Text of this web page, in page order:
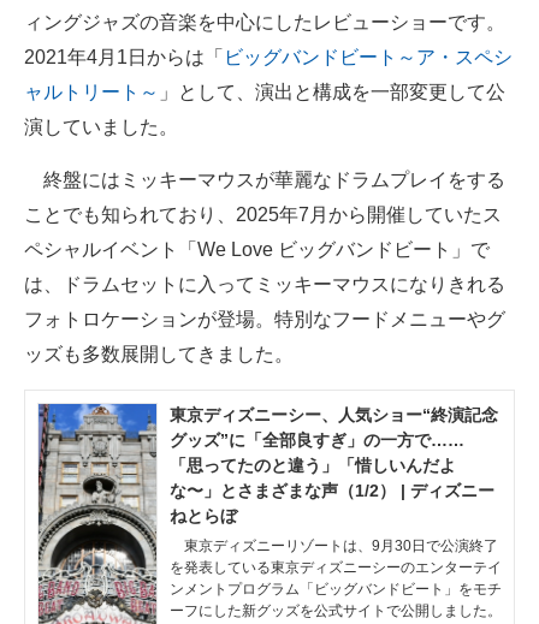
ィングジャズの音楽を中心にしたレビューショーです。
2021年4月1日からは「 ビッグバンドビート～ア・スペシ
ャルトリート～ 」として、演出と構成を一部変更して公
演していました。
終盤にはミッキーマウスが華麗なドラムプレイをする
ことでも知られており、2025年7月から開催していたス
ペシャルイベント「We Love ビッグバンドビート」で
は、ドラムセットに入ってミッキーマウスになりきれる
フォトロケーションが登場。特別なフードメニューやグ
ッズも多数展開してきました。
東京ディズニーシー、人気ショー“終演記念
グッズ”に「全部良すぎ」の一方で……
「思ってたのと違う」「惜しいんだよ
な〜」とさまざまな声（1/2） | ディズニー
ねとらぼ
東京ディズニーリゾートは、9月30日で公演終了
を発表している東京ディズニーシーのエンターテイ
ンメントプログラム「ビッグバンドビート」をモチ
ーフにした新グッズを公式サイトで公開しました。